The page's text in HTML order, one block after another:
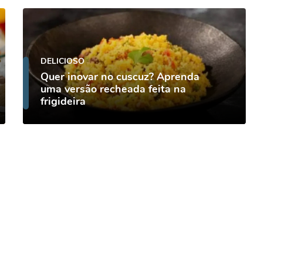
DELICIOSO
Quer inovar no cuscuz? Aprenda
uma versão recheada feita na
frigideira